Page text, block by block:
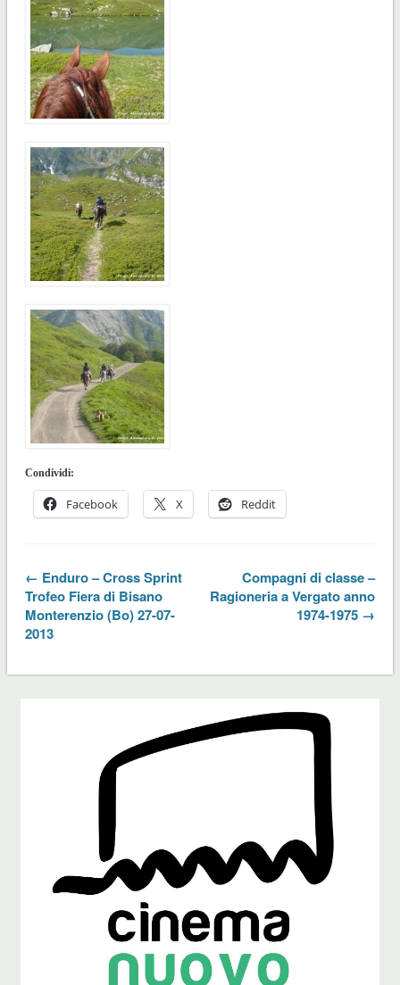
Condividi:
Facebook X Reddit
← Enduro – Cross Sprint
Trofeo Fiera di Bisano
Monterenzio (Bo) 27-07-
2013
Compagni di classe –
Ragioneria a Vergato anno
1974-1975 →